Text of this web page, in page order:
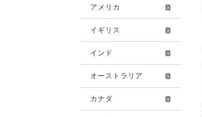
アメリカ
イギリス
インド
オーストラリア
カナダ